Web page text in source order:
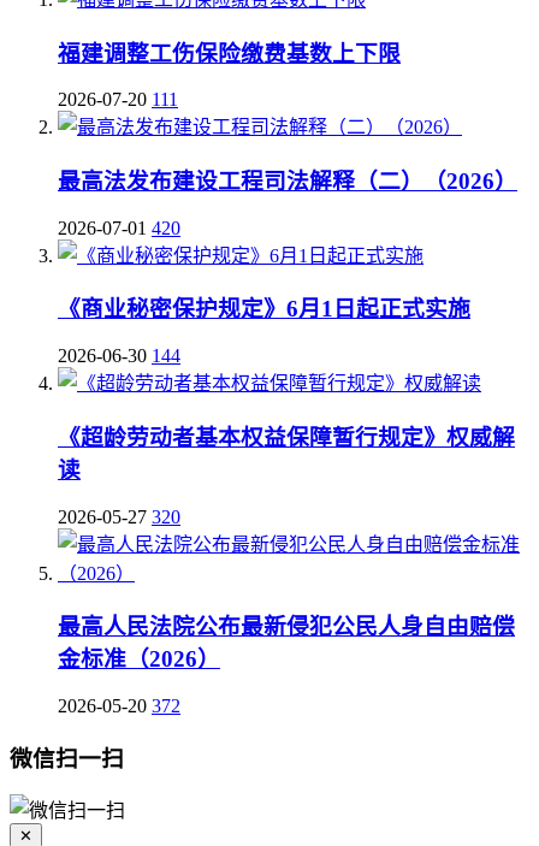
福建调整工伤保险缴费基数上下限
2026-07-20 111
最高法发布建设工程司法解释（二）（2026）
2026-07-01 420
《商业秘密保护规定》6月1日起正式实施
2026-06-30 144
《超龄劳动者基本权益保障暂行规定》权威解
读
2026-05-27 320
最高人民法院公布最新侵犯公民人身自由赔偿
金标准（2026）
2026-05-20 372
微信扫一扫
✕